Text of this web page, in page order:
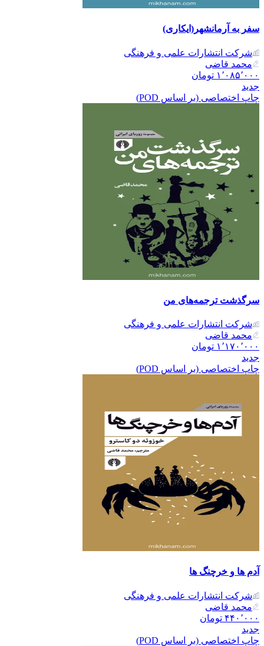
سفر به آرمانشهر(ایکاری)
شرکت انتشارات علمی و فرهنگی
محمد قاضی
۱٬۰۸۵٬۰۰۰ تومان
جدید
چاپ اختصاصی (بر اساس POD)
سرگذشت ترجمه‌های من
شرکت انتشارات علمی و فرهنگی
محمد قاضی
۱٬۱۷۰٬۰۰۰ تومان
جدید
چاپ اختصاصی (بر اساس POD)
آدم ها و خرچنگ ها
شرکت انتشارات علمی و فرهنگی
محمد قاضی
۴۴۰٬۰۰۰ تومان
جدید
چاپ اختصاصی (بر اساس POD)